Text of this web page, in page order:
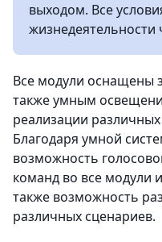
выходом. Все
Все модули оснащены
также умным
реализации
Благодаря умной
возможность
команд во все модули
также возможность
различных сценариев.